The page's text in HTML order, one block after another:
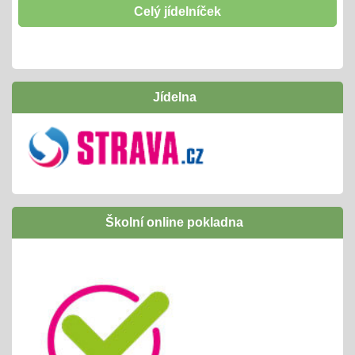
01.10.2024
- tradičně si "odpracujeme" vstupenku na interaktivní
Inovativní vzdělávání /Šablony I OPJAK
01.09.2024
následně budeme žádat zapojení do Šablony
II OPJAK
Letní slavnost
25.06.2024
příprava tradiční celoškolní akce
Celý jídelníček
Jídelna
Školní online pokladna